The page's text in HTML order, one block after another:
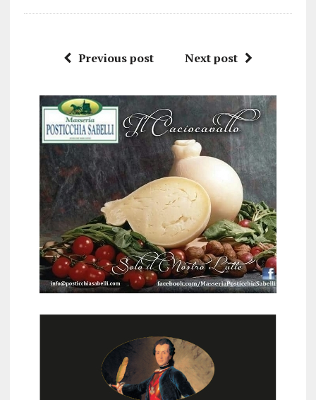
Previous post Next post